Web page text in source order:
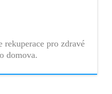
rekuperace pro zdravé
domova.